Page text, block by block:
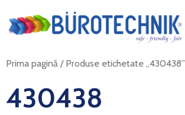
Prima pagină / Produse etichetate „430438”
430438